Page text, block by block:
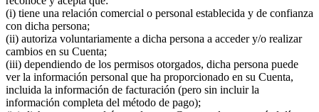
(i) tiene una relación comercial o personal establecida y de confianza
con dicha persona;
(ii) autoriza voluntariamente a dicha persona a acceder y/o realizar
cambios en su Cuenta;
(iii) dependiendo de los permisos otorgados, dicha persona puede
ver la información personal que ha proporcionado en su Cuenta,
incluida la información de facturación (pero sin incluir la
información completa del método de pago);